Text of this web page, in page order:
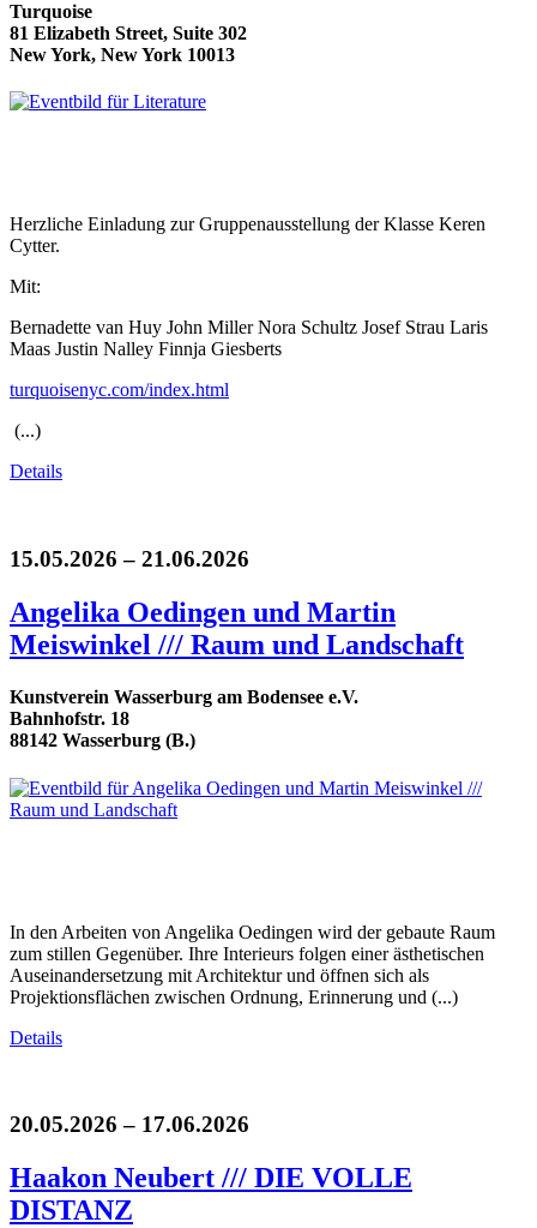
Turquoise
81 Elizabeth Street, Suite 302
New York, New York 10013
Herzliche Einladung zur Gruppenausstellung der Klasse Keren
Cytter.
Mit:
Bernadette van Huy John Miller Nora Schultz Josef Strau Laris
Maas Justin Nalley Finnja Giesberts
turquoisenyc.com/index.html
(...)
Details
15.05.2026 – 21.06.2026
Angelika Oedingen und Martin
Meiswinkel /// Raum und Landschaft
Kunstverein Wasserburg am Bodensee e.V.
Bahnhofstr. 18
88142 Wasserburg (B.)
In den Arbeiten von Angelika Oedingen wird der gebaute Raum
zum stillen Gegenüber. Ihre Interieurs folgen einer ästhetischen
Auseinandersetzung mit Architektur und öffnen sich als
Projektionsflächen zwischen Ordnung, Erinnerung und (...)
Details
20.05.2026 – 17.06.2026
Haakon Neubert /// DIE VOLLE
DISTANZ